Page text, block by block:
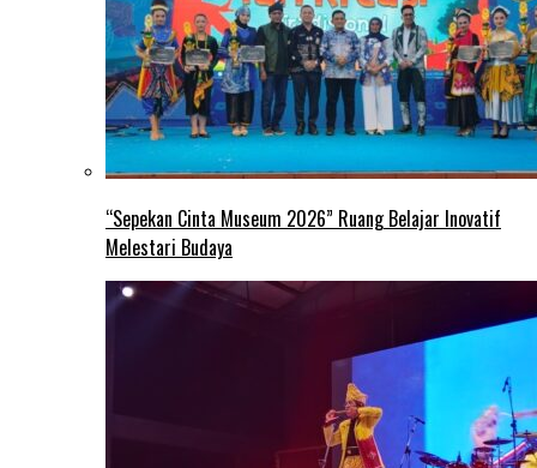
“Sepekan Cinta Museum 2026” Ruang Belajar Inovatif
Melestari Budaya